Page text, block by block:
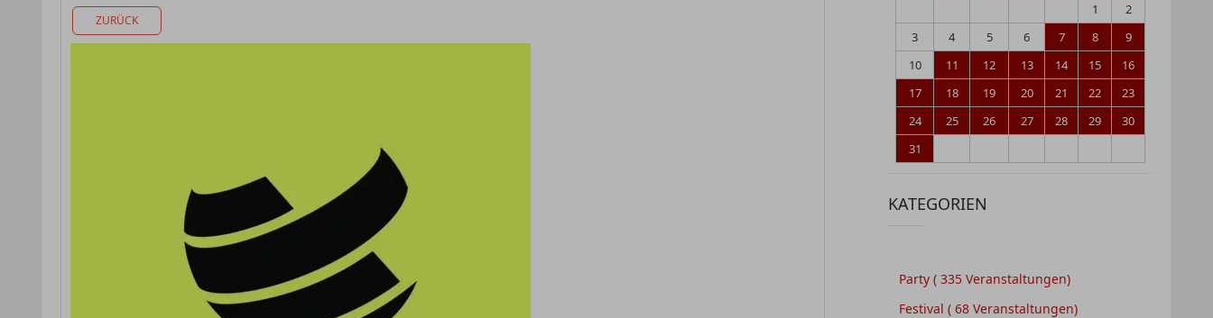
ZURÜCK
1
2
3
4 5 6 7 8
9
10
11 12 13 14 15
16
17
18 19 20 21 22
23
24
25 26 27 28 29
30
31
KATEGORIEN
Party ( 335 Veranstaltungen)
Festival ( 68 Veranstaltungen)